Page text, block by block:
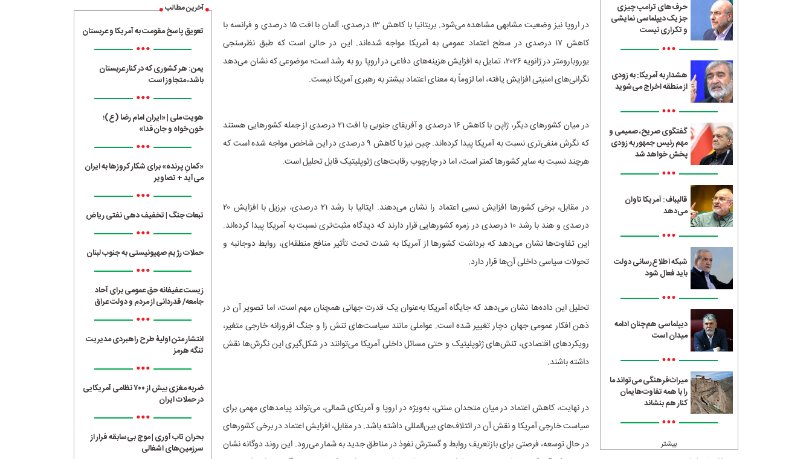
حرف‌های ترامپ چیزی
جز یک دیپلماسی نمایشی
و تکراری نیست
•••
هشدار به آمریکا: به زودی
از منطقه اخراج می‌شوید
•••
گفتگوی صریح، صمیمی و
مهم رئیس جمهور به زودی
پخش خواهد شد
•••
قالیباف: آمریکا تاوان
می‌دهد
•••
شبکه اطلاع‌رسانی دولت
باید فعال شود
•••
دیپلماسی هم‌چنان ادامه
میدان است
•••
میراث‌فرهنگی می‌تواند ما
را با همه تفاوت‌هایمان
کنار هم بنشاند
•••
بیشتر
در اروپا نیز وضعیت مشابهی مشاهده می‌شود. بریتانیا با کاهش ۱۳ درصدی، آلمان با افت ۱۵ درصدی و فرانسه با
کاهش ۱۷ درصدی در سطح اعتماد عمومی به آمریکا مواجه شده‌اند. این در حالی است که طبق نظرسنجی
یوروبارومتر در ژانویه ۲۰۲۶، تمایل به افزایش هزینه‌های دفاعی در اروپا رو به رشد است؛ موضوعی که نشان می‌دهد
نگرانی‌های امنیتی افزایش یافته، اما لزوماً به معنای اعتماد بیشتر به رهبری آمریکا نیست.
در میان کشورهای دیگر، ژاپن با کاهش ۱۶ درصدی و آفریقای جنوبی با افت ۲۱ درصدی از جمله کشورهایی هستند
که نگرش منفی‌تری نسبت به آمریکا پیدا کرده‌اند. چین نیز با کاهش ۹ درصدی در این شاخص مواجه شده است که
هرچند نسبت به سایر کشورها کمتر است، اما در چارچوب رقابت‌های ژئوپلیتیک قابل تحلیل است.
در مقابل، برخی کشورها افزایش نسبی اعتماد را نشان می‌دهند. ایتالیا با رشد ۲۱ درصدی، برزیل با افزایش ۲۰
درصدی و هند با رشد ۱۰ درصدی در زمره کشورهایی قرار دارند که دیدگاه مثبت‌تری نسبت به آمریکا پیدا کرده‌اند.
این تفاوت‌ها نشان می‌دهد که برداشت کشورها از آمریکا به شدت تحت تأثیر منافع منطقه‌ای، روابط دوجانبه و
تحولات سیاسی داخلی آن‌ها قرار دارد.
تحلیل این داده‌ها نشان می‌دهد که جایگاه آمریکا به‌عنوان یک قدرت جهانی همچنان مهم است، اما تصویر آن در
ذهن افکار عمومی جهان دچار تغییر شده است. عواملی مانند سیاست‌های تنش زا و جنگ افروزانه خارجی متغیر،
رویکردهای اقتصادی، تنش‌های ژئوپلیتیک و حتی مسائل داخلی آمریکا می‌توانند در شکل‌گیری این نگرش‌ها نقش
داشته باشند.
در نهایت، کاهش اعتماد در میان متحدان سنتی، به‌ویژه در اروپا و آمریکای شمالی، می‌تواند پیامدهای مهمی برای
سیاست خارجی آمریکا و نقش آن در ائتلاف‌های بین‌المللی داشته باشد. در مقابل، افزایش اعتماد در برخی کشورهای
در حال توسعه، فرصتی برای بازتعریف روابط و گسترش نفوذ در مناطق جدید به شمار می‌رود. این روند دوگانه نشان
آخرین مطالب
تعویق پاسخ مقومت به آمریکا و عربستان
•••
یمن: هر کشوری که در کنار عربستان
باشد، متجاوز است
•••
هویت ملی | «ایران امام رضا (ع)؛
خون‌خواه و جان‌فدا»
•••
«کمانِ پرنده» برای شکار کروزها به ایران
می‌آید + تصاویر
•••
تبعات جنگ | تخفیف دهی نفتی ریاض
•••
حملات رژیم صهیونیستی به جنوب لبنان
•••
زیست عفیفانه حق عمومی برای آحاد
جامعه/ قدردانی از مردم و دولت عراق
•••
انتشار متن اولیۀ طرح راهبردی مدیریت
تنگه هرمز
•••
ضربه مغزی بیش از ۷۰۰ نظامی آمریکایی
در حملات ایران
•••
بحران تاب آوری | موج بی‌سابقه فرار از
سرزمین‌های اشغالی